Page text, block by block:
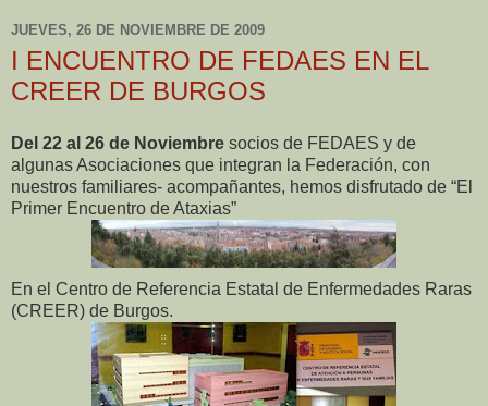
JUEVES, 26 DE NOVIEMBRE DE 2009
I ENCUENTRO DE FEDAES EN EL
CREER DE BURGOS
Del 22 al 26 de Noviembre socios de FEDAES y de
algunas Asociaciones que integran la Federación, con
nuestros familiares- acompañantes, hemos disfrutado de “El
Primer Encuentro de Ataxias”
En el Centro de Referencia Estatal de Enfermedades Raras
(CREER) de Burgos.